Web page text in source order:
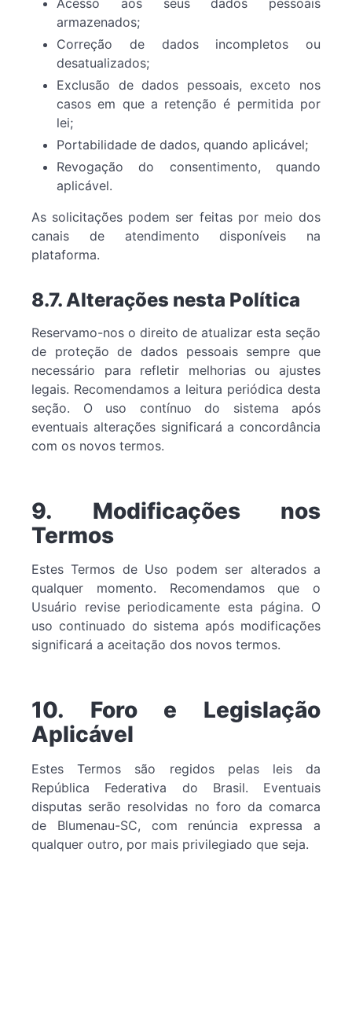
armazenados;
Correção de dados incompletos ou
desatualizados;
Exclusão de dados pessoais, exceto nos
casos em que a retenção é permitida por
lei;
Portabilidade de dados, quando aplicável;
Revogação do consentimento, quando
aplicável.
As solicitações podem ser feitas por meio dos
canais de atendimento disponíveis na
plataforma.
8.7. Alterações nesta Política
Reservamo-nos o direito de atualizar esta seção
de proteção de dados pessoais sempre que
necessário para refletir melhorias ou ajustes
legais. Recomendamos a leitura periódica desta
seção. O uso contínuo do sistema após
eventuais alterações significará a concordância
com os novos termos.
9. Modificações nos
Termos
Estes Termos de Uso podem ser alterados a
qualquer momento. Recomendamos que o
Usuário revise periodicamente esta página. O
uso continuado do sistema após modificações
significará a aceitação dos novos termos.
10. Foro e Legislação
Aplicável
Estes Termos são regidos pelas leis da
República Federativa do Brasil. Eventuais
disputas serão resolvidas no foro da comarca
de Blumenau-SC, com renúncia expressa a
qualquer outro, por mais privilegiado que seja.